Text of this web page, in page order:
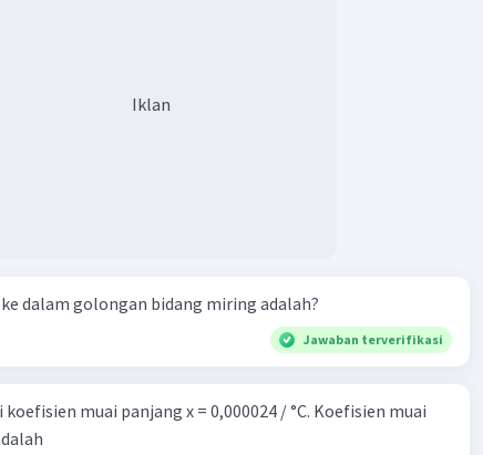
Iklan
dalam golongan bidang miring adalah?
Jawaban terverifikasi
muai panjang x = 0,000024 / °C. Koefisien muai